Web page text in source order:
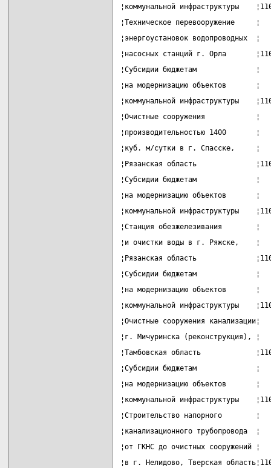
¦коммунальной инфраструктуры
¦Техническое
¦энергоустановок
¦насосных станций г. Орла
¦Субсидии бюджетам
¦на модернизацию объектов
¦коммунальной инфраструктуры
¦Очистные сооружения
¦производительностью 1400
¦куб. м/сутки в г. Спасске,
¦Рязанская область
¦Субсидии бюджетам
¦на модернизацию объектов
¦коммунальной инфраструктуры
¦Станция обезжелезивания
¦и очистки воды в г.
¦Рязанская область
¦Субсидии бюджетам
¦на модернизацию объектов
¦коммунальной инфраструктуры
¦Очистные сооружения
¦г. Мичуринска
¦Тамбовская область
¦Субсидии бюджетам
¦на модернизацию объектов
¦коммунальной инфраструктуры
¦Строительство напорного
¦канализационного
¦от ГКНС до очистных
¦в г. Нелидово, Тверская